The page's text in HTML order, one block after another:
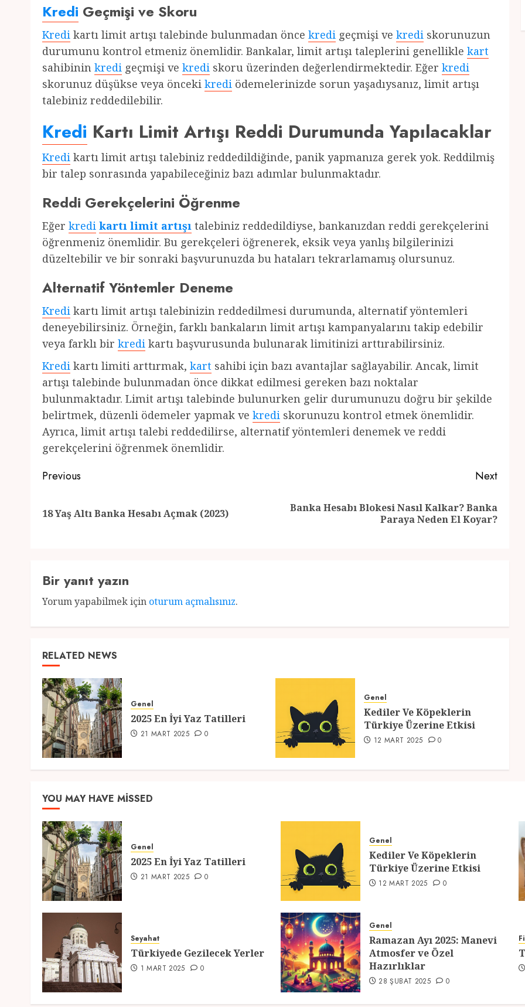
Kredi Geçmişi ve Skoru
Kredi kartı limit artışı talebinde bulunmadan önce kredi geçmişi ve kredi skorunuzun
durumunu kontrol etmeniz önemlidir. Bankalar, limit artışı taleplerini genellikle kart
sahibinin kredi geçmişi ve kredi skoru üzerinden değerlendirmektedir. Eğer kredi
skorunuz düşükse veya önceki kredi ödemelerinizde sorun yaşadıysanız, limit artışı
talebiniz reddedilebilir.
Kredi Kartı Limit Artışı Reddi Durumunda Yapılacaklar
Kredi kartı limit artışı talebiniz reddedildiğinde, panik yapmanıza gerek yok. Reddilmiş
bir talep sonrasında yapabileceğiniz bazı adımlar bulunmaktadır.
Reddi Gerekçelerini Öğrenme
Eğer kredi kartı limit artışı talebiniz reddedildiyse, bankanızdan reddi gerekçelerini
öğrenmeniz önemlidir. Bu gerekçeleri öğrenerek, eksik veya yanlış bilgilerinizi
düzeltebilir ve bir sonraki başvurunuzda bu hataları tekrarlamamış olursunuz.
Alternatif Yöntemler Deneme
Kredi kartı limit artışı talebinizin reddedilmesi durumunda, alternatif yöntemleri
deneyebilirsiniz. Örneğin, farklı bankaların limit artışı kampanyalarını takip edebilir
veya farklı bir kredi kartı başvurusunda bulunarak limitinizi arttırabilirsiniz.
Kredi kartı limiti arttırmak, kart sahibi için bazı avantajlar sağlayabilir. Ancak, limit
artışı talebinde bulunmadan önce dikkat edilmesi gereken bazı noktalar
bulunmaktadır. Limit artışı talebinde bulunurken gelir durumunuzu doğru bir şekilde
belirtmek, düzenli ödemeler yapmak ve kredi skorunuzu kontrol etmek önemlidir.
Ayrıca, limit artışı talebi reddedilirse, alternatif yöntemleri denemek ve reddi
gerekçelerini öğrenmek önemlidir.
Post
Previous
Previous
18 Yaş Altı Banka Hesabı Açmak (2023)
Next
NextBanka Hesabı Blokesi Nasıl Kalkar? Banka
Paraya Neden El Koyar?
Bir yanıt yazın
Yorum yapabilmek için oturum açmalısınız.
RELATED NEWS
Genel
2025 En İyi Yaz Tatilleri
21 MART 2025 0
Genel
Kediler Ve Köpeklerin
Türkiye Üzerine Etkisi
12 MART 2025 0
YOU MAY HAVE MISSED
Genel
2025 En İyi Yaz Tatilleri
21 MART 2025 0
Genel
Kediler Ve Köpeklerin
Türkiye Üzerine Etkisi
12 MART 2025 0
Seyahat
Türkiyede Gezilecek Yerler
1 MART 2025 0
Genel
Ramazan Ayı 2025: Manevi
Atmosfer ve Özel
Hazırlıklar
28 ŞUBAT 2025 0